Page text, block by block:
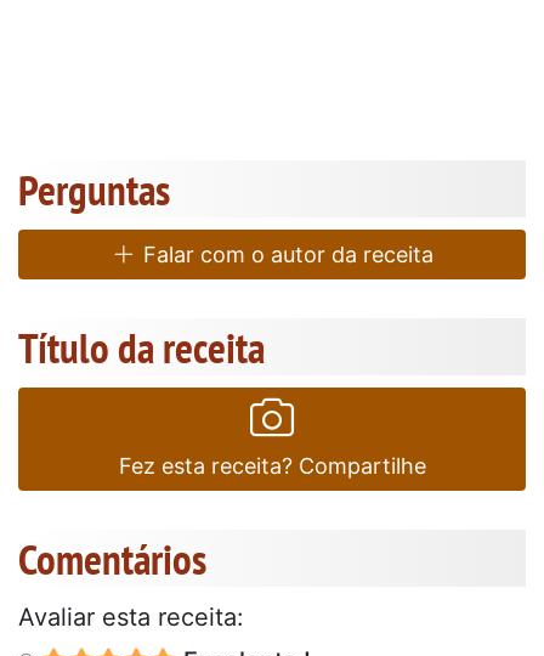
Perguntas
Falar com o autor da receita
Título da receita
Fez esta receita? Compartilhe
Comentários
Avaliar esta receita: